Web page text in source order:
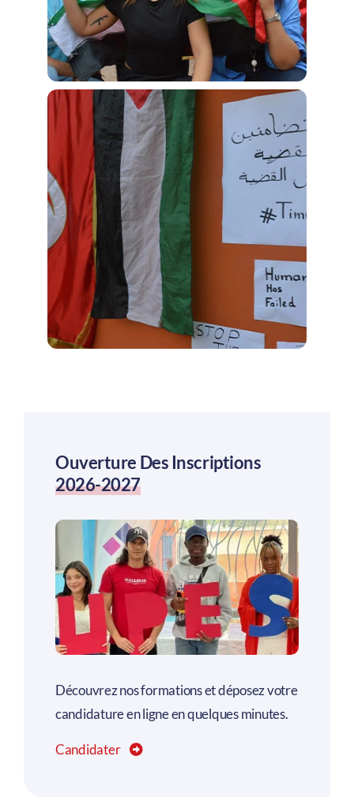
Ouverture Des Inscriptions
2026-2027
Découvrez nos formations et déposez votre
candidature en ligne en quelques minutes.
Candidater